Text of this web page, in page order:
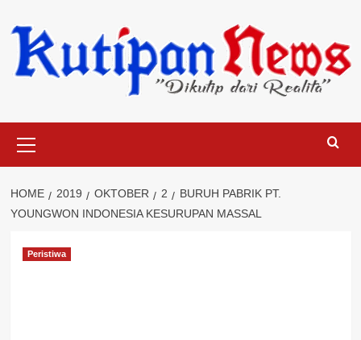
to
content
Menu
HOME 2019 OKTOBER 2
BURUH PABRIK PT.
YOUNGWON INDONESIA KESURUPAN MASSAL
Peristiwa